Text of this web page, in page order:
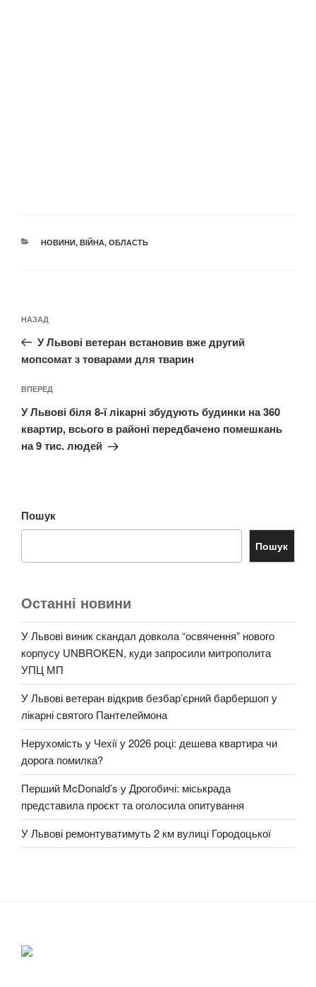
КАТЕГОРІЇ
НОВИНИ, ВІЙНА, ОБЛАСТЬ
записів
Попередній
запис:
НАЗАД
У Львові ветеран встановив вже другий
мопсомат з товарами для тварин
Наступний
запис
ВПЕРЕД
У Львові біля 8-ї лікарні збудують будинки на 360
квартир, всього в районі передбачено помешкань
на 9 тис. людей
Пошук
Пошук
Останні новини
У Львові виник скандал довкола “освячення” нового
корпусу UNBROKEN, куди запросили митрополита
УПЦ МП
У Львові ветеран відкрив безбар’єрний барбершоп у
лікарні святого Пантелеймона
Нерухомість у Чехії у 2026 році: дешева квартира чи
дорога помилка?
Перший McDonald’s у Дрогобичі: міськрада
представила проєкт та оголосила опитування
У Львові ремонтуватимуть 2 км вулиці Городоцької